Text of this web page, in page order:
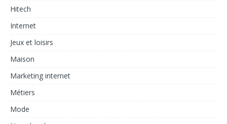
Hitech
Internet
Jeux et loisirs
Maison
Marketing internet
Métiers
Mode